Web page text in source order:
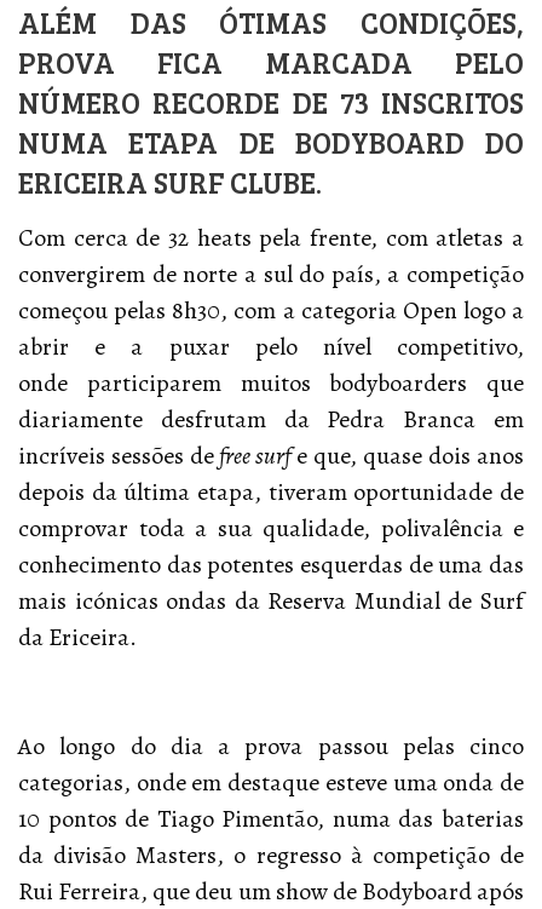
ALÉM DAS ÓTIMAS CONDIÇÕES,
PROVA FICA MARCADA PELO
NÚMERO RECORDE DE 73 INSCRITOS
NUMA ETAPA DE BODYBOARD DO
ERICEIRA SURF CLUBE.
Com cerca de 32 heats pela frente, com atletas a
convergirem de norte a sul do país, a competição
começou pelas 8h30, com a categoria Open logo a
abrir e a puxar pelo nível competitivo,
onde participarem muitos bodyboarders que
diariamente desfrutam da Pedra Branca em
incríveis sessões defree surfe que, quase dois anos
depois da última etapa, tiveram oportunidade de
comprovar toda a sua qualidade, polivalência e
conhecimento das potentes esquerdas de uma das
mais icónicas ondas da Reserva Mundial de Surf
da Ericeira.
Ao longo do dia a prova passou pelas cinco
categorias, onde em destaque esteve uma onda de
10 pontos de Tiago Pimentão, numa das baterias
da divisão Masters, o regresso à competição de
Rui Ferreira, que deu um show de Bodyboard após